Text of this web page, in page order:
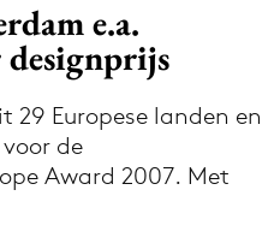
de app
via de Adformatie
app
e.a.
29 Europese landen en
de
Award 2007. Met